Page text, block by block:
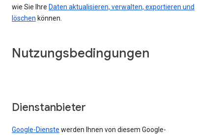
wie Sie Ihre Daten aktualisieren, verwalten, exportieren und
löschen können.
Nutzungsbedingungen
Dienstanbieter
Google-Dienste werden Ihnen von diesem Google-